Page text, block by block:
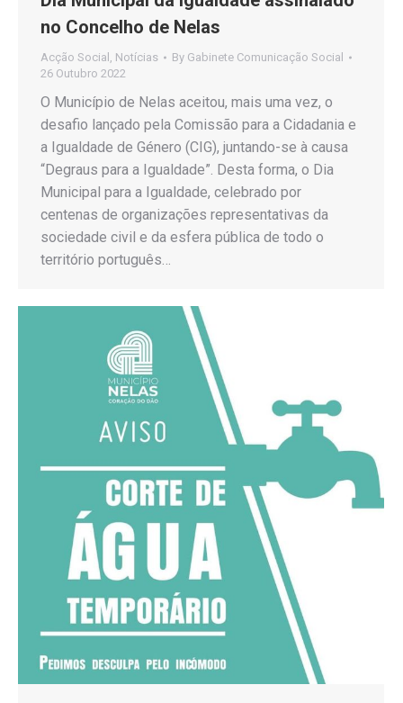
no Concelho de Nelas
Acção Social Notícias By Gabinete Comunicação Social
26 Outubro 2022
O Município de Nelas aceitou, mais uma vez, o
desafio lançado pela Comissão para a Cidadania e
a Igualdade de Género (CIG), juntando-se à causa
“Degraus para a Igualdade”. Desta forma, o Dia
Municipal para a Igualdade, celebrado por
centenas de organizações representativas da
sociedade civil e da esfera pública de todo o
território português…